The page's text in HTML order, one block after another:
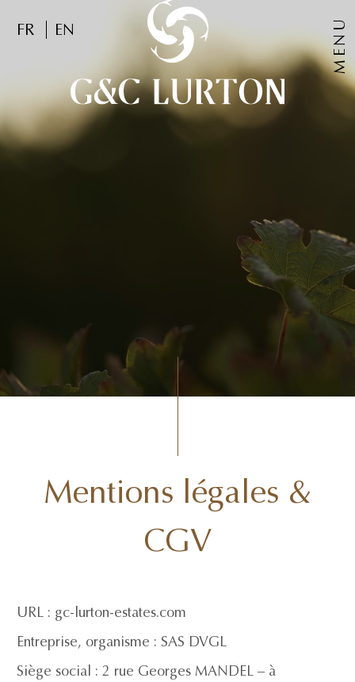
FR EN MENU
Mentions légales &
CGV
URL : gc-lurton-estates.com
Entreprise, organisme : SAS DVGL
Siège social : 2 rue Georges MANDEL – à